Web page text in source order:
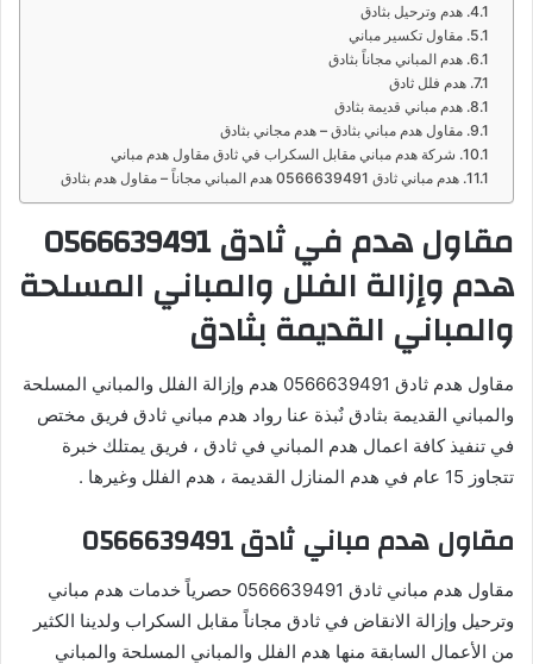
هدم وترحيل بثادق
مقاول تكسير مباني
هدم المباني مجاناً بثادق
هدم فلل ثادق
هدم مباني قديمة بثادق
مقاول هدم مباني بثادق – هدم مجاني بثادق
شركة هدم مباني مقابل السكراب في ثادق مقاول هدم مباني
هدم مباني ثادق 0566639491 هدم المباني مجاناً – مقاول هدم بثادق
مقاول هدم في ثادق 0566639491
هدم وإزالة الفلل والمباني المسلحة
والمباني القديمة بثادق
مقاول هدم ثادق 0566639491 هدم وإزالة الفلل والمباني المسلحة
والمباني القديمة بثادق نٌبذة عنا رواد هدم مباني ثادق فريق مختص
في تنفيذ كافة اعمال هدم المباني في ثادق ، فريق يمتلك خبرة
تتجاوز 15 عام في هدم المنازل القديمة ، هدم الفلل وغيرها .
مقاول هدم مباني ثادق 0566639491
مقاول هدم مباني ثادق 0566639491 حصرياً خدمات هدم مباني
وترحيل وإزالة الانقاض في ثادق مجاناً مقابل السكراب ولدينا الكثير
من الأعمال السابقة منها هدم الفلل والمباني المسلحة والمباني